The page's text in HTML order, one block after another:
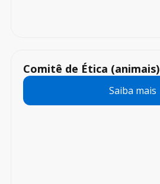
Comitê de Ética (animais)
Saiba mais